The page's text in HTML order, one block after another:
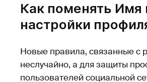
Как поменять
настройки
Новые правила, связанные с
неслучайно, а для защиты
пользователей социальной